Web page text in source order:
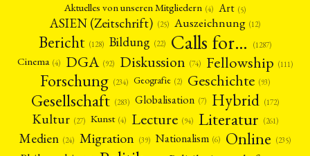
Aktuelles von unseren Mitgliedern (4) Art (5)
ASIEN (Zeitschrift) (25) Auszeichnung (12)
Bericht (128) Bildung (22) Calls for… (1287)
Cinema (4) DGA (92) Diskussion (74) Fellowship (111)
Forschung (234) Geografie (2) Geschichte (93)
Gesellschaft (283) Globalisation (7) Hybrid (172)
Kultur (27) Kunst (4) Lecture (94) Literatur (261)
Medien (24) Migration (39) Nationalism (6) Online (235)